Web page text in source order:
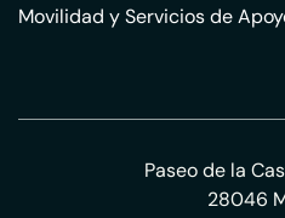
Movilidad y Servicios de
Paseo de la
28046